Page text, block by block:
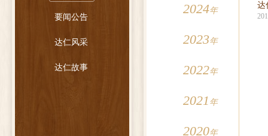
要闻公告
达仁风采
达仁故事
2024年
2023年
2022年
2021 年
2020年
达